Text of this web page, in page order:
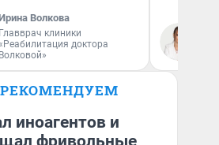
Волкова
Главврач клиники
доктора
Волковой»
РЕКОМЕНДУЕМ
иноагентов и
фривольные